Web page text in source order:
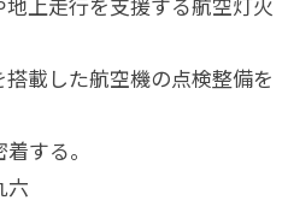
載した航空機の点検整備を
する。
六